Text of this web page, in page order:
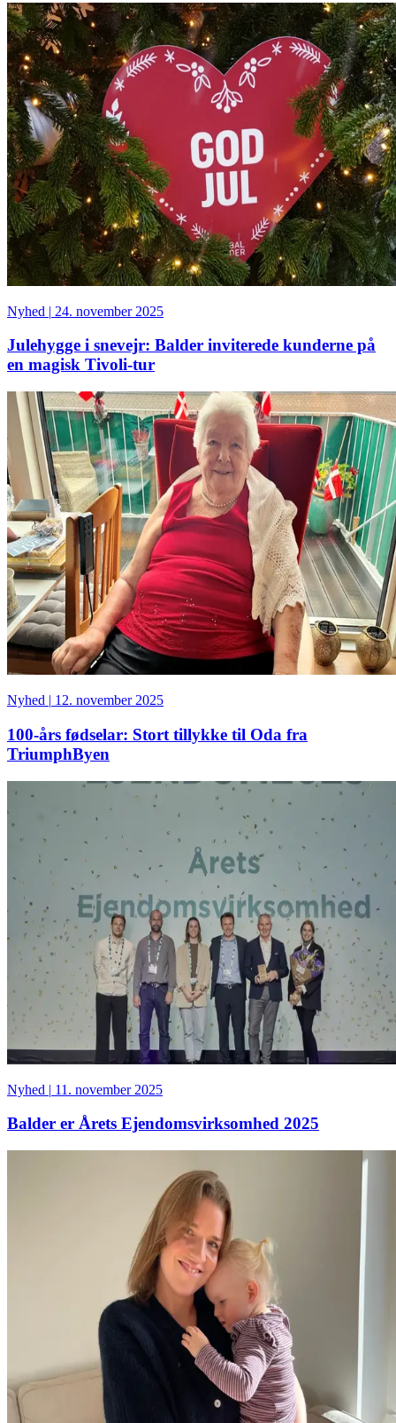
Nyhed | 24. november 2025
Julehygge i snevejr: Balder inviterede kunderne på
en magisk Tivoli-tur
Nyhed | 12. november 2025
100-års fødselar: Stort tillykke til Oda fra
TriumphByen
Nyhed | 11. november 2025
Balder er Årets Ejendomsvirksomhed 2025